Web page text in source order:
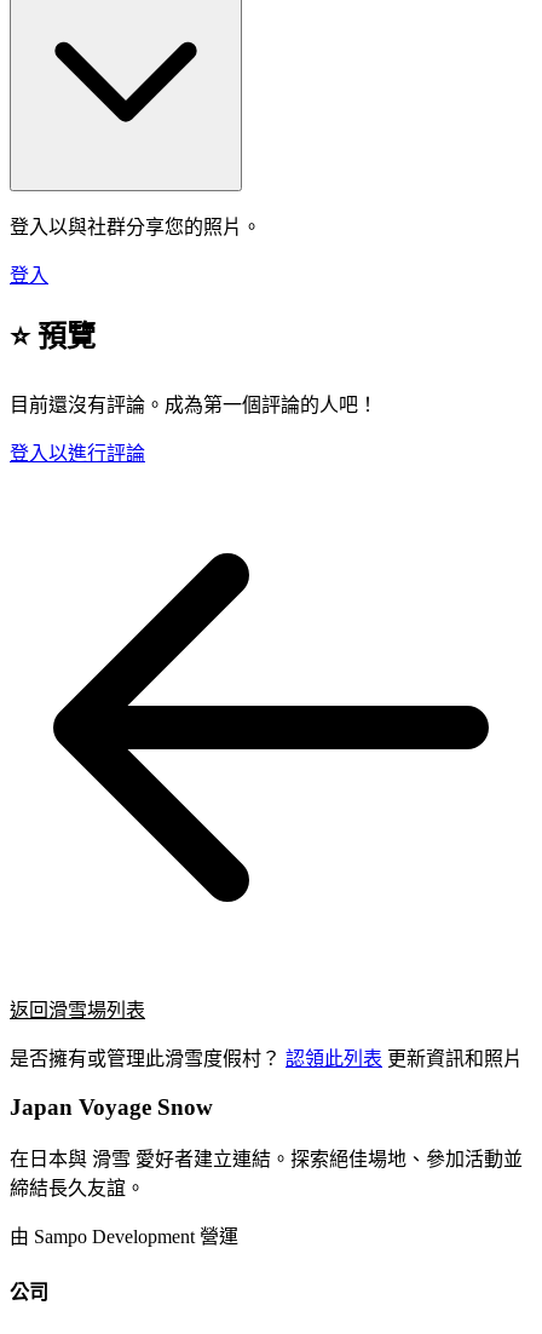
登入以與社群分享您的照片。
登入
⭐ 預覽
目前還沒有評論。成為第一個評論的人吧！
登入以進行評論
返回滑雪場列表
是否擁有或管理此滑雪度假村？ 認領此列表 更新資訊和照片
Japan Voyage Snow
在日本與 滑雪 愛好者建立連結。探索絕佳場地、參加活動並
締結長久友誼。
由 Sampo Development 營運
公司